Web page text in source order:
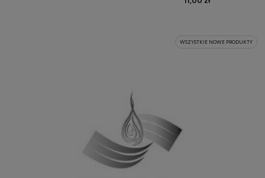
WSZYSTKIE NOWE PRODUKTY